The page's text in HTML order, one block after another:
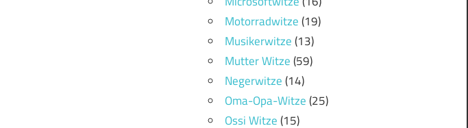
Motorradwitze(19)
Musikerwitze(13)
Mutter Witze(59)
Negerwitze(14)
Oma-Opa-Witze(25)
Ossi Witze(15)